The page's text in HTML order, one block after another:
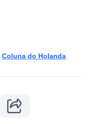
Coluna do Holanda